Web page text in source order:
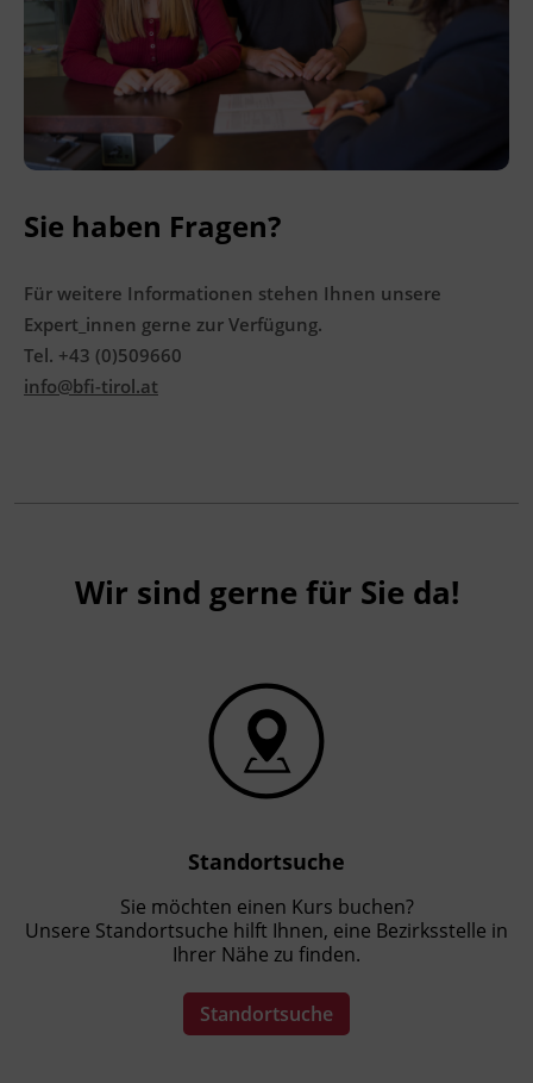
Ingenieurzertifizierung
BFI Reutte
BFI Schwaz
Sie haben Fragen?
Für weitere Informationen stehen Ihnen unsere
Expert_innen gerne zur Verfügung.
Tel. +43 (0)509660
info@bfi-tirol.at
Wir sind gerne für Sie da!
Standortsuche
Sie möchten einen Kurs buchen?
Unsere Standortsuche hilft Ihnen, eine Bezirksstelle in
Ihrer Nähe zu finden.
Standortsuche